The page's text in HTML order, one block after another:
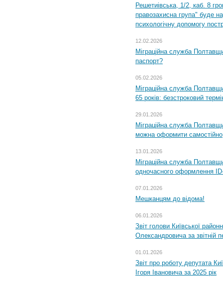
Решетиівська, 1/2, каб. 8
правозахисна група" буде
психологічну допомогу
12.02.2026
Міграційна служба
паспорт?
05.02.2026
Міграційна служба
65 років: безстроковий
29.01.2026
Міграційна служба
можна оформити самостійно
13.01.2026
Міграційна служба
одночасного оформлення
07.01.2026
Мешканцям до відома!
06.01.2026
Звіт голови Київської
Олександровича за звітній
01.01.2026
Звіт про роботу депутата
Ігоря Івановича за 2025 рік